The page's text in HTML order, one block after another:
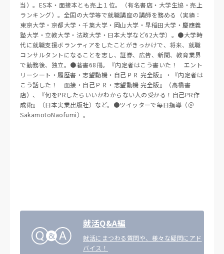
当）。ES本・面接本とも売上１位。（有名書店・大学生協・売上
ランキング）。全国の大学等で就職講座の講師を務める（実績：
東京大学・京都大学・千葉大学・岡山大学・早稲田大学・慶應義
塾大学・立教大学・法政大学・日本大学など62大学）。●大学時
代に就職支援ボランティアをしたことがきっかけで、将来、就職
コンサルタントになることを志し、証券、広告、新聞、教育業界
で勤務後、独立。●著書68冊。『内定者はこう書いた！ エント
リーシート・履歴書・志望動機・自己ＰＲ 完全版』・『内定者は
こう話した！ 面接・自己ＰＲ・志望動機 完全版』（高橋書
店）、『何をPRしたらいいかわからない人の受かる！自己PR作
成術』（日本実業出版社）など。●ツイッターで毎日指導（＠
SakamotoNaofumi）。
就活Q&A編
就活にまつわる質問や、様々な疑問にアド
バイス！